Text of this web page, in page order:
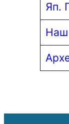
Яп.
Наш